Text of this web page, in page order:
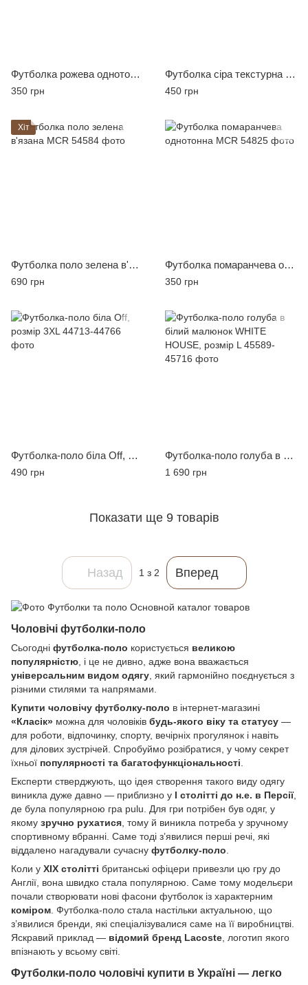
Футболка рожева однотонна MCR
350 грн
Футболка сіра текстурна MCR
450 грн
Хіт
Футболка поло зелена в'язана MCR
690 грн
Футболка помаранчева однотонна MCR
350 грн
Футболка-поло біла Off, розмір 3XL
490 грн
Футболка-поло голуба в білий малюнок WHITE HOUSE, розмір L
1 690 грн
Показати ще 9 товарів
Назад 1 з 2 Вперед
Чоловічі футболки-поло
Сьогодні футболка-поло користується великою
популярністю , і це не дивно, адже вона вважається
універсальним видом одягу , який гармонійно поєднується з
різними стилями та напрямами.
Купити чоловічу футболку-поло в інтернет-магазині
«Класік» можна для чоловіків будь-якого віку та статусу —
для роботи, відпочинку, спорту, вечірніх прогулянок і навіть
для ділових зустрічей. Спробуймо розібратися, у чому секрет
їхньої популярності та багатофункціональності
Експерти стверджують, що ідея створення такого виду одягу
виникла дуже давно — приблизно у I столітті до н.е. в Персії,
де була популярною гра pulu. Для гри потрібен був одяг, у
якому зручно рухатися , тому й виникла потреба у зручному
спортивному вбранні. Саме тоді з’явилися перші речі, які
віддалено нагадували сучасну футболку-поло
Коли у XIX столітті британські офіцери привезли цю гру до
Англії, вона швидко стала популярною. Саме тому модельєри
почали створювати нові фасони футболок із характерним
коміром . Футболка-поло стала настільки актуальною, що
з’явилися бренди, які спеціалізувалися саме на її виробництві.
Яскравий приклад — відомий бренд Lacoste , логотип якого
впізнають у всьому світі.
Футболки-поло чоловічі купити в Україні — легко